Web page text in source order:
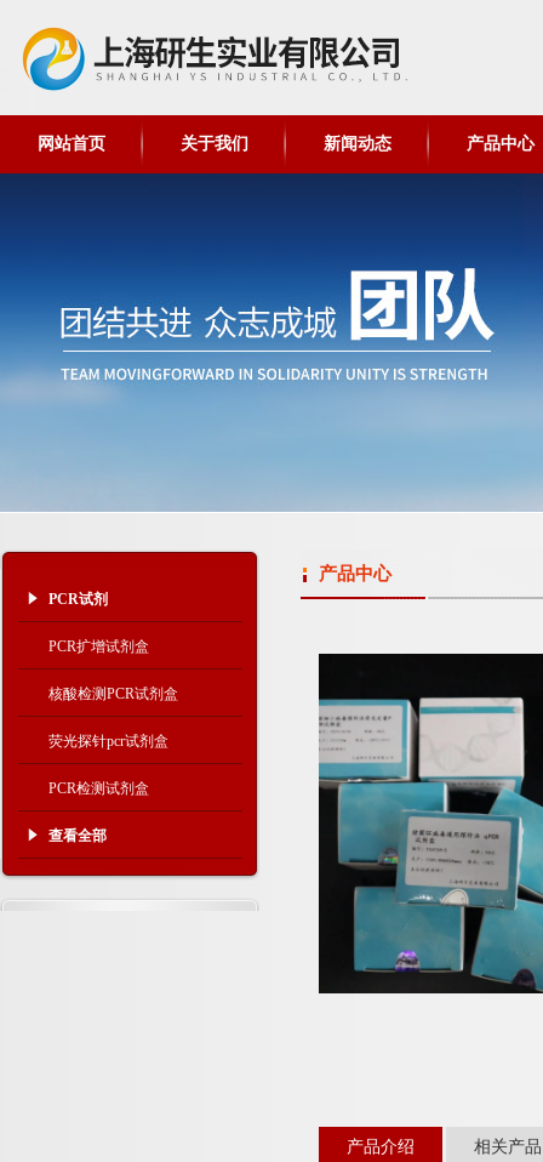
网站首页 关于我们 新闻动态 产品中心
PCR试剂
PCR扩增试剂盒
核酸检测PCR试剂盒
荧光探针pcr试剂盒
PCR检测试剂盒
查看全部
产品中心
产品介绍 相关产品